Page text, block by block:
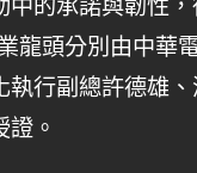
的承諾與韌性
龍頭分別由中華
行副總許德雄
。